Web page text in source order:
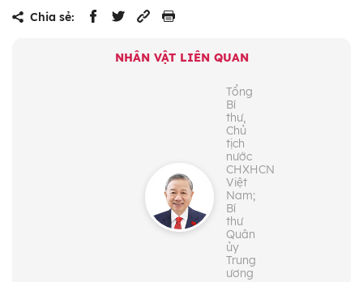
Chia sẻ:
NHÂN VẬT LIÊN QUAN
Tổng
Bí
thư,
Chủ
tịch
nước
CHXHCN
Việt
Nam;
Bí
thư
Quân
ủy
Trung
ương